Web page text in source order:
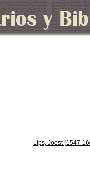
Lips, Joost (1547-